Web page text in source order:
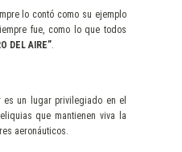
lo contó como su ejemplo
fue, como lo que todos
DEL AIRE”.
es un lugar privilegiado en el
que mantienen viva la
aeronáuticos.